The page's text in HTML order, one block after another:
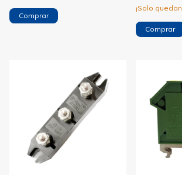
¡Solo quedan